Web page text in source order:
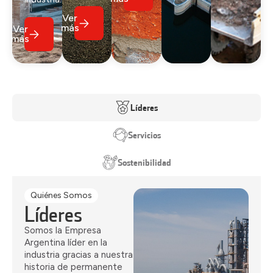
Ver
más
Ver
más
Líderes
Servicios
Sostenibilidad
Quiénes Somos
Líderes
Somos la Empresa
Argentina líder en la
industria gracias a nuestra
historia de permanente